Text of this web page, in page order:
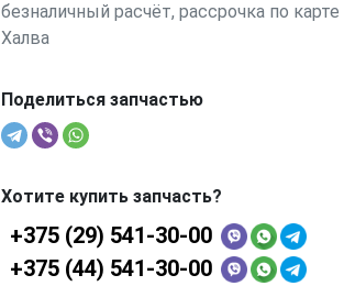
безналичный расчёт, рассрочка по карте
Халва
Поделиться запчастью
Хотите купить запчасть?
+375 (29) 541-30-00
+375 (44) 541-30-00